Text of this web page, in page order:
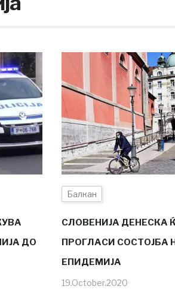
ДО
Балкан
СЛОВЕНИЈА ДЕНЕСКА
ПРОГЛАСИ СОСТОЈБА
ЕПИДЕМИЈА
19.October.2020